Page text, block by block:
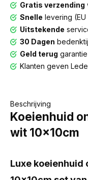
Gratis verzending
Snelle levering (EU
Uitstekende
30 Dagen
Geld terug garantie
Klanten geven
Beschrijving
Koeienhuid
wit 10x10cm
Luxe